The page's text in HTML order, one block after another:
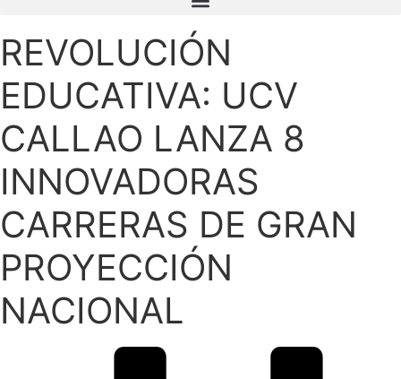
REVOLUCIÓN
EDUCATIVA: UCV
CALLAO LANZA 8
INNOVADORAS
CARRERAS DE GRAN
PROYECCIÓN
NACIONAL